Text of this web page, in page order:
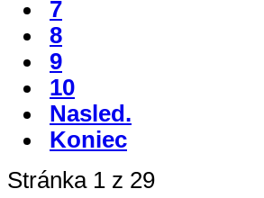
7
8
9
10
Nasled.
Koniec
Stránka 1 z 29